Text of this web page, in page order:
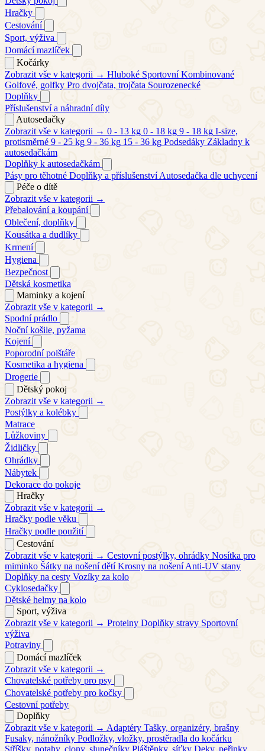
Hračky
Cestování
Sport, výživa
Domácí mazlíček
Kočárky
Zobrazit vše v kategorii → Hluboké Sportovní Kombinované
Golfové, golfky Pro dvojčata, trojčata Sourozenecké
Doplňky
Příslušenství a náhradní díly
Autosedačky
Zobrazit vše v kategorii → 0 - 13 kg 0 - 18 kg 9 - 18 kg I-size,
protisměrné 9 - 25 kg 9 - 36 kg 15 - 36 kg Podsedáky Základny k
autosedačkám
Doplňky k autosedačkám
Pásy pro těhotné Doplňky a příslušenství Autosedačka dle uchycení
Péče o dítě
Zobrazit vše v kategorii →
Přebalování a koupání
Oblečení, doplňky
Kousátka a dudlíky
Krmení
Hygiena
Bezpečnost
Dětská kosmetika
Maminky a kojení
Zobrazit vše v kategorii →
Spodní prádlo
Noční košile, pyžama
Kojení
Poporodní polštáře
Kosmetika a hygiena
Drogerie
Dětský pokoj
Zobrazit vše v kategorii →
Postýlky a kolébky
Matrace
Lůžkoviny
Židličky
Ohrádky
Nábytek
Dekorace do pokoje
Hračky
Zobrazit vše v kategorii →
Hračky podle věku
Hračky podle použití
Cestování
Zobrazit vše v kategorii → Cestovní postýlky, ohrádky Nosítka pro
miminko Šátky na nošení dětí Krosny na nošení Anti-UV stany
Doplňky na cesty Vozíky za kolo
Cyklosedačky
Dětské helmy na kolo
Sport, výživa
Zobrazit vše v kategorii → Proteiny Doplňky stravy Sportovní
výživa
Potraviny
Domácí mazlíček
Zobrazit vše v kategorii →
Chovatelské potřeby pro psy
Chovatelské potřeby pro kočky
Cestovní potřeby
Doplňky
Zobrazit vše v kategorii → Adaptéry Tašky, organizéry, brašny
Fusaky, nánožníky Podložky, vložky, prostěradla do kočárku
Stříšky, potahy, clony, slunečníky Pláštěnky, síťky Deky, peřinky